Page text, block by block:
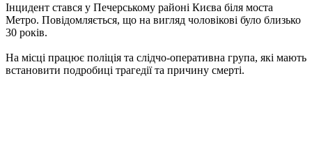
Інцидент стався у Печерському районі Києва біля моста
Метро. Повідомляється, що на вигляд чоловікові було близько
30 років.
На місці працює поліція та слідчо-оперативна група, які мають
встановити подробиці трагедії та причину смерті.